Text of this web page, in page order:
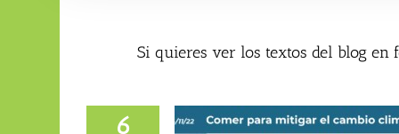
Si quieres ver los textos del blog en
6